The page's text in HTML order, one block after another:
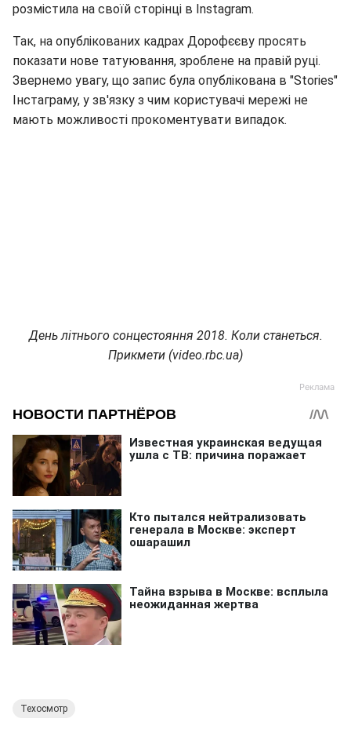
розмістила на своїй сторінці в Instagram.
Так, на опублікованих кадрах Дорофєєву просять
показати нове татуювання, зроблене на правій руці.
Звернемо увагу, що запис була опублікована в "Stories"
Інстаграму, у зв'язку з чим користувачі мережі не
мають можливості прокоментувати випадок.
День літнього сонцестояння 2018. Коли станеться.
Прикмети (video.rbc.ua)
Техосмотр